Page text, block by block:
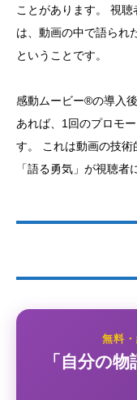
ことがあります。 視
は、動画の中で語られ
ということです。
感動ムービー®の導入
あれば、1回のプロモ
す。 これは動画の技
「語る勇気」が視聴者
無料
「自分の